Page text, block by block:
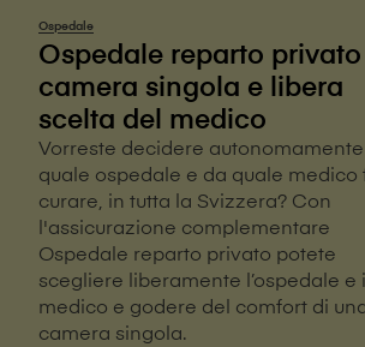
Ospedale
Ospedale reparto privato
camera singola e libera
scelta del medico
Vorreste decidere
quale ospedale e da quale medico
curare, in tutta la Svizzera? Con
l'assicurazione complementare
Ospedale reparto privato potete
scegliere liberamente l’ospedale e
medico e godere del comfort di
camera singola.